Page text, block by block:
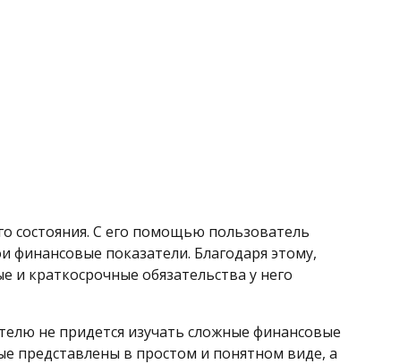
состояния. С его помощью пользователь
показатели. Благодаря этому,
и краткосрочные обязательства у него
не придется изучать сложные финансовые
представлены в простом и понятном виде, а